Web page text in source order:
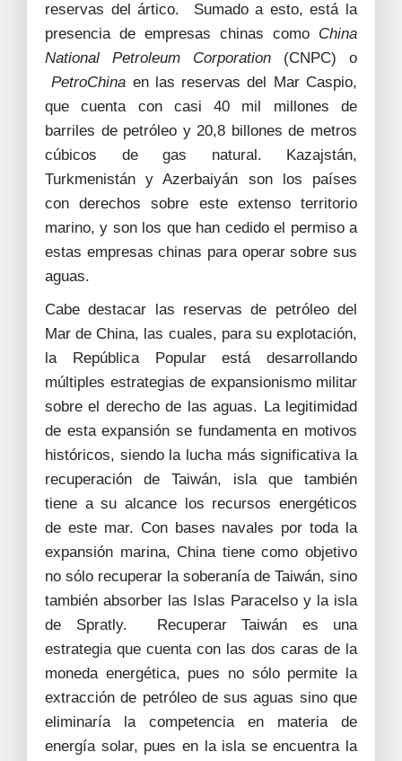
reservas del ártico. Sumado a esto, está la
presencia de empresas chinas como China
National Petroleum Corporation (CNPC) o
PetroChina en las reservas del Mar Caspio,
que cuenta con casi 40 mil millones de
barriles de petróleo y 20,8 billones de metros
cúbicos de gas natural. Kazajstán,
Turkmenistán y Azerbaiyán son los países
con derechos sobre este extenso territorio
marino, y son los que han cedido el permiso a
estas empresas chinas para operar sobre sus
aguas.
Cabe destacar las reservas de petróleo del
Mar de China, las cuales, para su explotación,
la República Popular está desarrollando
múltiples estrategias de expansionismo militar
sobre el derecho de las aguas. La legitimidad
de esta expansión se fundamenta en motivos
históricos, siendo la lucha más significativa la
recuperación de Taiwán, isla que también
tiene a su alcance los recursos energéticos
de este mar. Con bases navales por toda la
expansión marina, China tiene como objetivo
no sólo recuperar la soberanía de Taiwán, sino
también absorber las Islas Paracelso y la isla
de Spratly. Recuperar Taiwán es una
estrategia que cuenta con las dos caras de la
moneda energética, pues no sólo permite la
extracción de petróleo de sus aguas sino que
eliminaría la competencia en materia de
energía solar, pues en la isla se encuentra la